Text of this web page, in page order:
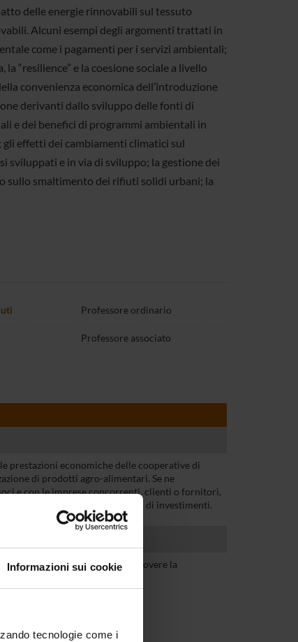
Informazioni sui cookie
tecnologie come i
delle energie rinnovabili sul tessuto
Alcuni esempi degli argomenti trattati in
come i pagamenti per i servizi ambientali;
“resilience” e la coesione sociale a livello
convenienza economica dell’introduzione
derivanti dallo sviluppo delle fonti di
e dei benefici di programmi ambientali in
effetti dei cambiamenti climatici sul
sviluppati e in via di sviluppo; la gestione dei
sullo smaltimento dei rifiuti solidi urbani; la
Professore ordinario
Professore associato
prestazioni economiche delle cooperative di
di prodotti agro-alimentari. Se ne
e con le imprese concorrenti, clienti o fornitori,
in termini di redditività e livello di investimenti.
tipologie di incentivi a promuovere la